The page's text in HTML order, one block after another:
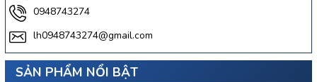
0948743274
lh0948743274@gmail.com
SẢN PHẨM NỔI BẬT